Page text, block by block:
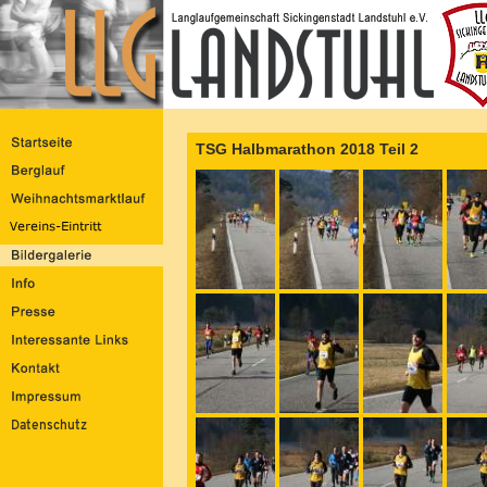
TSG Halbmarathon 2018 Teil 2